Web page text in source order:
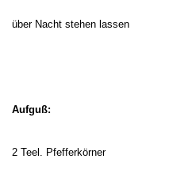
über Nacht stehen lassen
Aufguß:
2 Teel. Pfefferkörner